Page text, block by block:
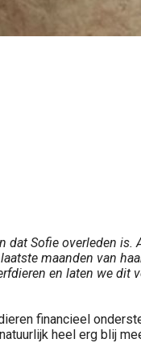
Sofie overleden
maanden van
en laten we
financieel
heel erg blij